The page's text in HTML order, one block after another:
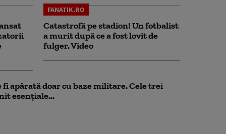
FANATIK.RO
Catastrofă pe stadion! Un fotbalist
a murit după ce a fost lovit de
fulger. Video
fi apărată doar cu baze militare. Cele trei
esențiale...